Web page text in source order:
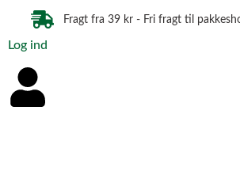
Fragt fra 39 kr - Fri fragt til
Log ind